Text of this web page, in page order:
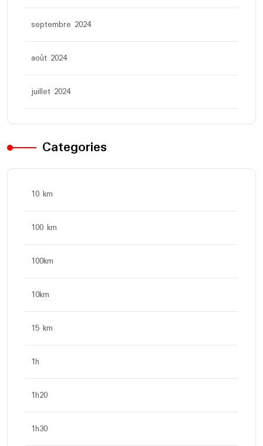
septembre 2024
août 2024
juillet 2024
Categories
10 km
100 km
100km
10km
15 km
1h
1h20
1h30